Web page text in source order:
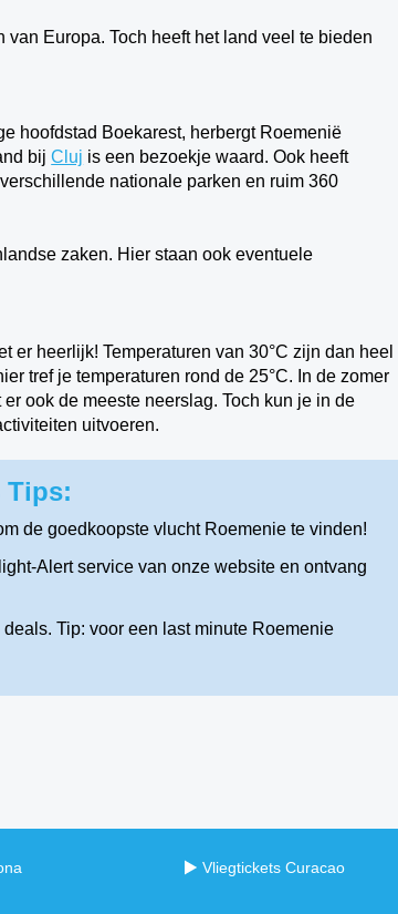
Europa. Toch heeft het land veel te bieden
hoofdstad Boekarest, herbergt Roemenië
bijCluj is een bezoekje waard. Ook heeft
nationale parken en ruim 360
zaken. Hier staan ook eventuele
er heerlijk! Temperaturen van 30°C zijn dan heel
tref je temperaturen rond de 25°C. In de zomer
ook de meeste neerslag. Toch kun je in de
uitvoeren.
Tips:
de goedkoopste vlucht Roemenie te vinden!
Alert service van onze website en ontvang
Tip: voor een last minute Roemenie
Vliegtickets Curacao